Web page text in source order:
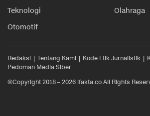
Teknologi
Olahraga
Otomotif
Redaksi Tentang Kami Kode Etik Jurnalistik
Pedoman Media Siber
©Copyright 2018 – 2026 ifakta.co All Rights